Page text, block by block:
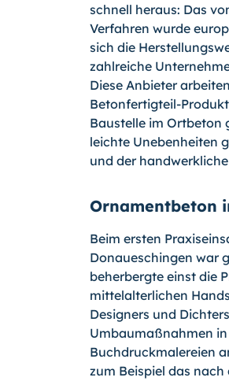
schnell heraus: Das
Verfahren wurde
sich die
zahlreiche
Diese Anbieter
Betonfertigteil-
Baustel­le im Ortbeton
leichte Unebenheiten
und der
Ornamentbeton
Beim ersten
Donaueschingen war
beherbergte einst die
mittelalterlichen
Designers und
Umbaumaßnahmen
Buchdruckmalereien
zum Beispiel das